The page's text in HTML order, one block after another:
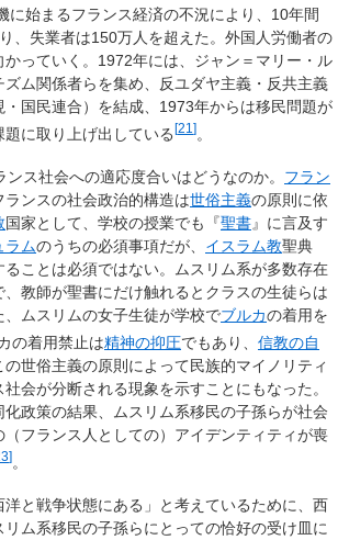
に始まるフランス経済の不況により、10年間
、失業者は150万人を超えた。外国人労働者の
かっていく。1972年には、ジャン＝マリー・ル
ム関係者らを集め、反ユダヤ主義・反共主義
・国民連合）を結成、1973年からは移民問題が
に取り上げ出している[21 ]。
ンス社会への適応度合いはどうなのか。 フラン
ランスの社会政治的構造は世俗主義の原則に依
国家として、学校の授業でも『聖書』に言及す
ラムのうちの必須事項だが、 イスラム教聖典
ることは必須ではない。ムスリム系が多数存在
教師が聖書にだけ触れるとクラスの生徒らは
ムスリムの女子生徒が学校でブルカの着用を
の着用禁止は精神の抑圧でもあり、 信教の自
世俗主義の原則によって民族的マイノリティ
会が分断される現象を示すことにもなった。
政策の結果、ムスリム系移民の子孫らが社会
フランス人としての）アイデンティティが喪
]。
洋と戦争状態にある」と考えているために、西
ム系移民の子孫らにとっての恰好の受け皿に